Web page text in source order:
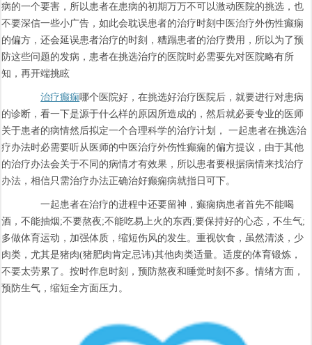
病的一个要害，所以患者在患病的初期万万不可以激动医院的挑选，也
不要深信一些小广告，如此会耽误患者的治疗时刻中医治疗外伤性癫痫
的偏方，还会延误患者治疗的时刻，糟蹋患者的治疗费用，所以为了预
防这些问题的发病，患者在挑选治疗的医院时必需要先对医院略有所
知，再开端挑眩
治疗癫痫哪个医院好，在挑选好治疗医院后，就要进行对患病
的诊断，看一下是源于什么样的原因所造成的，然后就必要专业的医师
关于患者的病情然后拟定一个合理科学的治疗计划， 一起患者在挑选治
疗办法时必需要听从医师的中医治疗外伤性癫痫的偏方提议，由于其他
的治疗办法会关于不同的病情才有效果，所以患者要根据病情来找治疗
办法，相信只需治疗办法正确治好癫痫病就指日可下。
一起患者在治疗的进程中还要留神，癫痫病患者首先不能喝
酒，不能抽烟;不要熬夜;不能吃易上火的东西;要保持好的心态，不生气;
多做体育运动，加强体质，缩短伤风的发生。重视饮食，虽然清淡，少
肉类，尤其是猪肉(猪肥肉肯定忌讳)其他肉类适量。适度的体育锻炼，
不要太劳累了。按时作息时刻，预防熬夜和睡觉时刻不多。情绪方面，
预防生气，缩短全方面压力。